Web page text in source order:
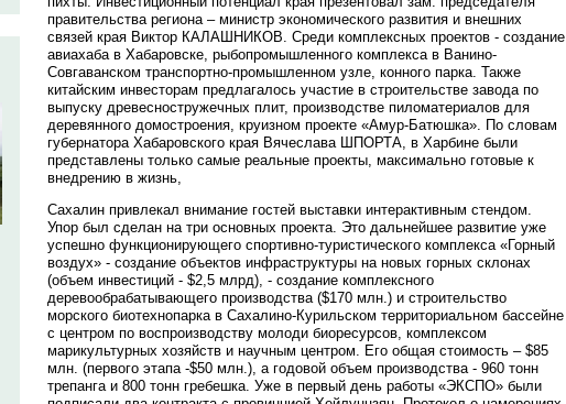
правительства региона – министр экономического развития и внешних
связей края Виктор КАЛАШНИКОВ. Среди комплексных проектов - создание
авиахаба в Хабаровске, рыбопромышленного комплекса в Ванино-
Совгаванском транспортно-промышленном узле, конного парка. Также
китайским инвесторам предлагалось участие в строительстве завода по
выпуску древесностружечных плит, производстве пиломатериалов для
деревянного домостроения, круизном проекте «Амур-Батюшка». По словам
губернатора Хабаровского края Вячеслава ШПОРТА, в Харбине были
представлены только самые реальные проекты, максимально готовые к
внедрению в жизнь,
Сахалин привлекал внимание гостей выставки интерактивным стендом.
Упор был сделан на три основных проекта. Это дальнейшее развитие уже
успешно функционирующего спортивно-туристического комплекса «Горный
воздух» - создание объектов инфраструктуры на новых горных склонах
(объем инвестиций - $2,5 млрд), - создание комплексного
деревообрабатывающего производства ($170 млн.) и строительство
морского биотехнопарка в Сахалино-Курильском территориальном бассейне
с центром по воспроизводству молоди биоресурсов, комплексом
марикультурных хозяйств и научным центром. Его общая стоимость – $85
млн. (первого этапа -$50 млн.), а годовой объем производства - 960 тонн
трепанга и 800 тонн гребешка. Уже в первый день работы «ЭКСПО» были